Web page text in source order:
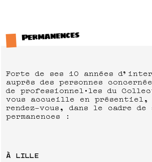
Permanences
Forte de ses 10 années
auprès des personnes
de professionnel·les du
vous accueille en présentiel,
rendez-vous, dans le cadre de
permanences :
À LILLE